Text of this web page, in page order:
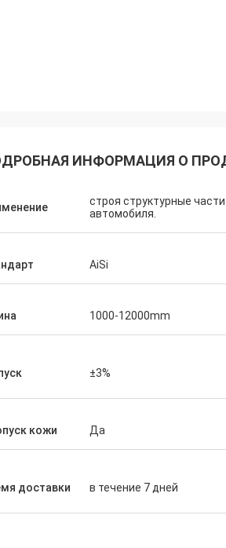
что я имело супер
она знала наши
требования к продукта
спрашивая. Тщательно
Мы
ИНФОРМАЦИЯ О
строя структурные
автомобиля.
AiSi
1000-12000mm
±3%
кожи Да
доставки в течение 7 дней